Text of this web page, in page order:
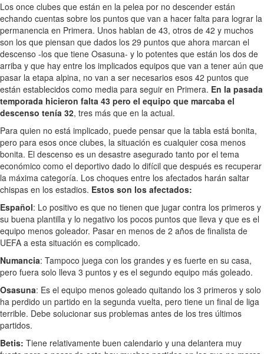
Los once clubes que están en la pelea por no descender están
echando cuentas sobre los puntos que van a hacer falta para lograr la
permanencia en Primera. Unos hablan de 43, otros de 42 y muchos
son los que piensan que dados los 29 puntos que ahora marcan el
descenso -los que tiene Osasuna- y lo potentes que están los dos de
arriba y que hay entre los implicados equipos que van a tener aún que
pasar la etapa alpina, no van a ser necesarios esos 42 puntos que
están establecidos como media para seguir en Primera. En la pasada
temporada hicieron falta 43 pero el equipo que marcaba el
descenso tenía 32, tres más que en la actual.
Para quien no está implicado, puede pensar que la tabla está bonita,
pero para esos once clubes, la situación es cualquier cosa menos
bonita. El descenso es un desastre asegurado tanto por el tema
económico como el deportivo dado lo difícil que después es recuperar
la máxima categoría. Los choques entre los afectados harán saltar
chispas en los estadios. Estos son los afectados:
Español: Lo positivo es que no tienen que jugar contra los primeros y
su buena plantilla y lo negativo los pocos puntos que lleva y que es el
equipo menos goleador. Pasar en menos de 2 años de finalista de
UEFA a esta situación es complicado.
Numancia: Tampoco juega con los grandes y es fuerte en su casa,
pero fuera solo lleva 3 puntos y es el segundo equipo más goleado.
Osasuna: Es el equipo menos goleado quitando los 3 primeros y solo
ha perdido un partido en la segunda vuelta, pero tiene un final de liga
terrible. Debe solucionar sus problemas antes de los tres últimos
partidos.
Betis: Tiene relativamente buen calendario y una delantera muy